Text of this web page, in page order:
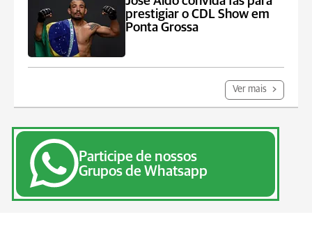
prestigiar o CDL Show em
Ponta Grossa
Ver mais
Participe de nossos
Grupos de Whatsapp